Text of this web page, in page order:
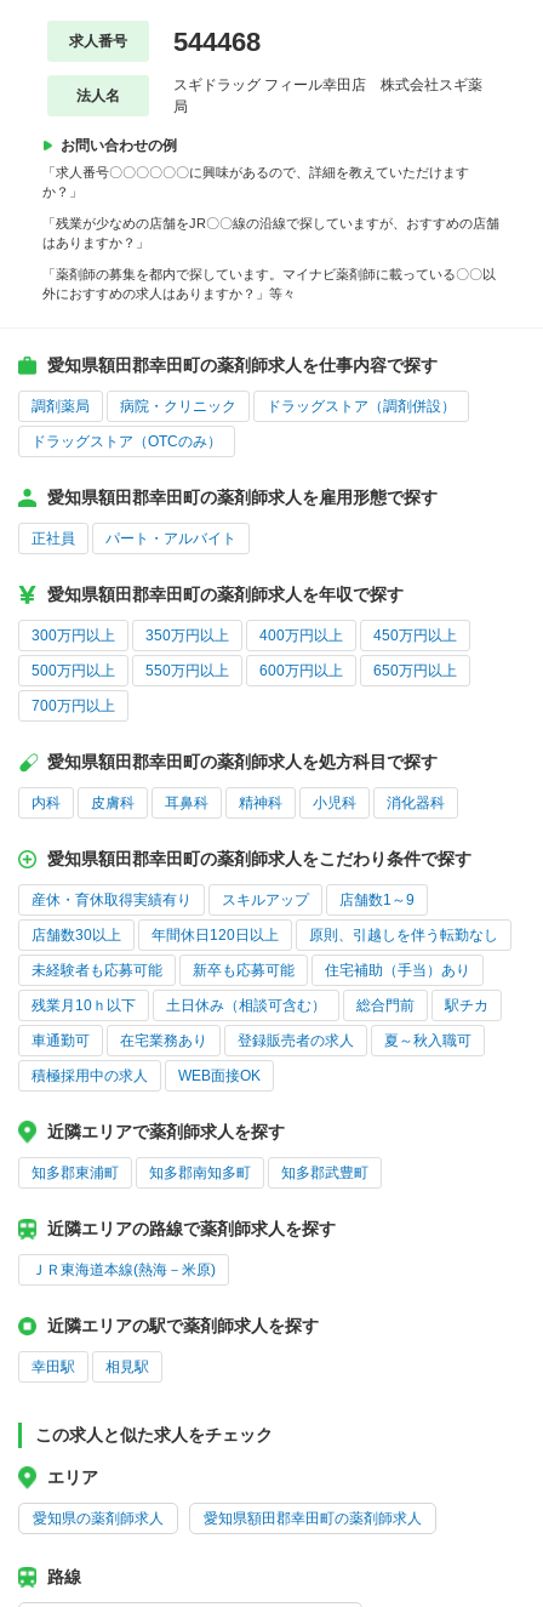
求人番号 544468
法人名
スギドラッグ フィール幸田店 株式会社スギ薬
局
お問い合わせの例
「求人番号〇〇〇〇〇〇に興味があるので、詳細を教えていただけます
か？」
「残業が少なめの店舗をJR〇〇線の沿線で探していますが、おすすめの店舗
はありますか？」
「薬剤師の募集を都内で探しています。マイナビ薬剤師に載っている〇〇以
外におすすめの求人はありますか？」等々
愛知県額田郡幸田町の薬剤師求人を仕事内容で探す
調剤薬局 病院・クリニック ドラッグストア（調剤併設）
ドラッグストア（OTCのみ）
愛知県額田郡幸田町の薬剤師求人を雇用形態で探す
正社員 パート・アルバイト
愛知県額田郡幸田町の薬剤師求人を年収で探す
300万円以上 350万円以上 400万円以上 450万円以上
500万円以上 550万円以上 600万円以上 650万円以上
700万円以上
愛知県額田郡幸田町の薬剤師求人を処方科目で探す
内科 皮膚科 耳鼻科 精神科 小児科 消化器科
愛知県額田郡幸田町の薬剤師求人をこだわり条件で探す
産休・育休取得実績有り スキルアップ 店舗数1～9
店舗数30以上 年間休日120日以上 原則、引越しを伴う転勤なし
未経験者も応募可能 新卒も応募可能 住宅補助（手当）あり
残業月10ｈ以下 土日休み（相談可含む） 総合門前 駅チカ
車通勤可 在宅業務あり 登録販売者の求人 夏～秋入職可
積極採用中の求人 WEB面接OK
近隣エリアで薬剤師求人を探す
知多郡東浦町 知多郡南知多町 知多郡武豊町
近隣エリアの路線で薬剤師求人を探す
ＪＲ東海道本線(熱海－米原)
近隣エリアの駅で薬剤師求人を探す
幸田駅 相見駅
この求人と似た求人をチェック
エリア
愛知県の薬剤師求人 愛知県額田郡幸田町の薬剤師求人
路線